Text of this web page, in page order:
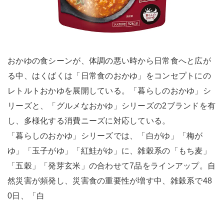
おかゆの食シーンが、体調の悪い時から日常食へと広が
る中、はくばくは「日常食のおかゆ」をコンセプトにの
レトルトおかゆを展開している。「暮らしのおかゆ」シ
リーズと、「グルメなおかゆ」シリーズの2ブランドを有
し、多様化する消費ニーズに対応している。
「暮らしのおかゆ」シリーズでは、「白がゆ」「梅が
ゆ」「玉子がゆ」「紅鮭がゆ」に、雑穀系の「もち麦」
「五穀」「発芽玄米」の合わせて7品をラインアップ。自
然災害が頻発し、災害食の重要性が増す中、雑穀系で48
0日、「白